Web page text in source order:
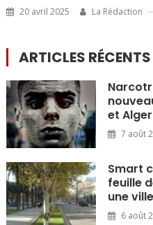
20 avril 2025 La Rédaction
ARTICLES RÉCENTS
et Alger
7 août
Smart
feuille
une
6 août